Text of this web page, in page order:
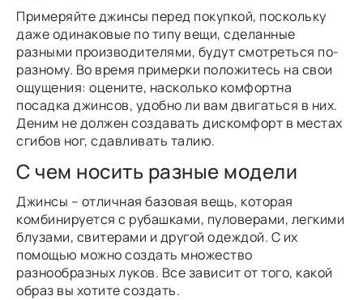
Примеряйте джинсы перед покупкой, поскольку
даже одинаковые по типу вещи, сделанные
разными производителями, будут смотреться по-
разному. Во время примерки положитесь на свои
ощущения: оцените, насколько комфортна
посадка джинсов, удобно ли вам двигаться в них.
Деним не должен создавать дискомфорт в местах
сгибов ног, сдавливать талию.
С чем носить разные модели
Джинсы – отличная базовая вещь, которая
комбинируется с рубашками, пуловерами, легкими
блузами, свитерами и другой одеждой. С их
помощью можно создать множество
разнообразных луков. Все зависит от того, какой
образ вы хотите создать.